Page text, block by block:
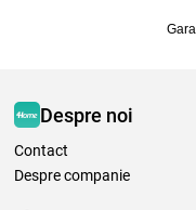
Despre noi
Contact
Despre companie